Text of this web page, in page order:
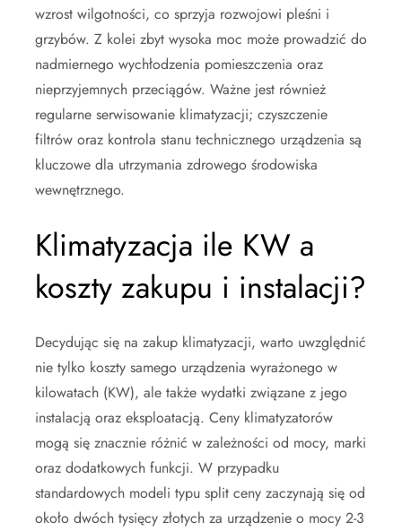
wzrost wilgotności, co sprzyja rozwojowi pleśni i
grzybów. Z kolei zbyt wysoka moc może prowadzić do
nadmiernego wychłodzenia pomieszczenia oraz
nieprzyjemnych przeciągów. Ważne jest również
regularne serwisowanie klimatyzacji; czyszczenie
filtrów oraz kontrola stanu technicznego urządzenia są
kluczowe dla utrzymania zdrowego środowiska
wewnętrznego.
Klimatyzacja ile KW a
koszty zakupu i instalacji?
Decydując się na zakup klimatyzacji, warto uwzględnić
nie tylko koszty samego urządzenia wyrażonego w
kilowatach (KW), ale także wydatki związane z jego
instalacją oraz eksploatacją. Ceny klimatyzatorów
mogą się znacznie różnić w zależności od mocy, marki
oraz dodatkowych funkcji. W przypadku
standardowych modeli typu split ceny zaczynają się od
około dwóch tysięcy złotych za urządzenie o mocy 2-3